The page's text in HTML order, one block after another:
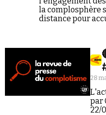
la complosphère
distance pour
28
par
22/